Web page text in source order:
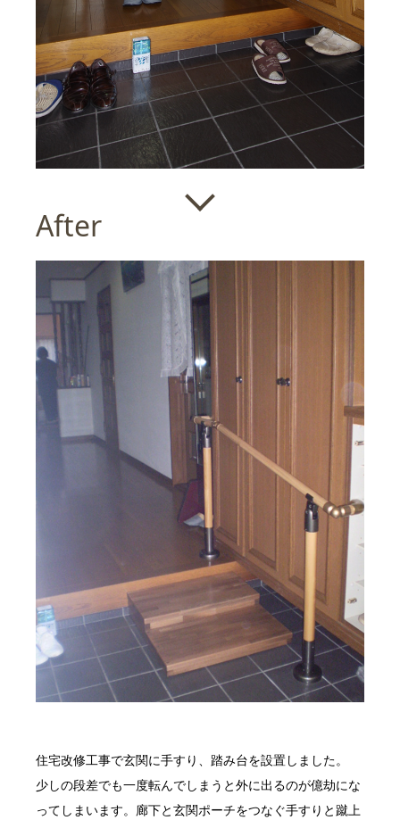
After
住宅改修工事で玄関に手すり、踏み台を設置しました。
少しの段差でも一度転んでしまうと外に出るのが億劫にな
ってしまいます。廊下と玄関ポーチをつなぐ手すりと蹴上